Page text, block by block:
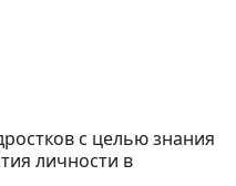
с целью знания
личности в